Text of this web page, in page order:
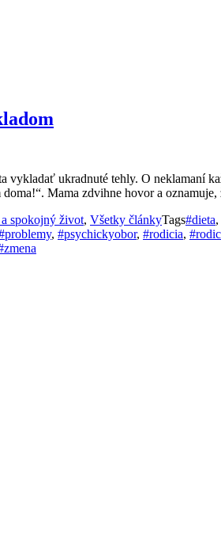
ukradnuté tehly. O neklamaní
Mama zdvihne hovor a oznamuje,
spokojný život, Všetky článkyTags#dieta,
, #psychickyobor, #rodicia,